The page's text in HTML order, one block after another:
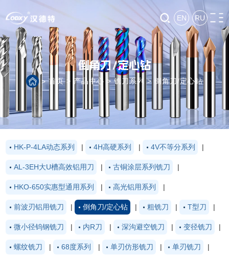
EN RU
倒角刀/定心钻
> 首页> 产品中心 >铣刀系列 > 倒角刀/定心钻
HK-P-4LA动态系列 | 4H高硬系列 | 4V不等分系列 |
AL-3EH大U槽高效铝用刀 | 古铜涂层系列铣刀 |
HKO-650实惠型通用系列 | 高光铝用系列 |
前波刃铝用铣刀 | 倒角刀/定心钻 | 粗铣刀 | T型刀 |
微小径钨钢铣刀 | 内R刀 | 深沟避空铣刀 | 变径铣刀 |
螺纹铣刀 | 68度系列 | 单刃仿形铣刀 | 单刃铣刀 |